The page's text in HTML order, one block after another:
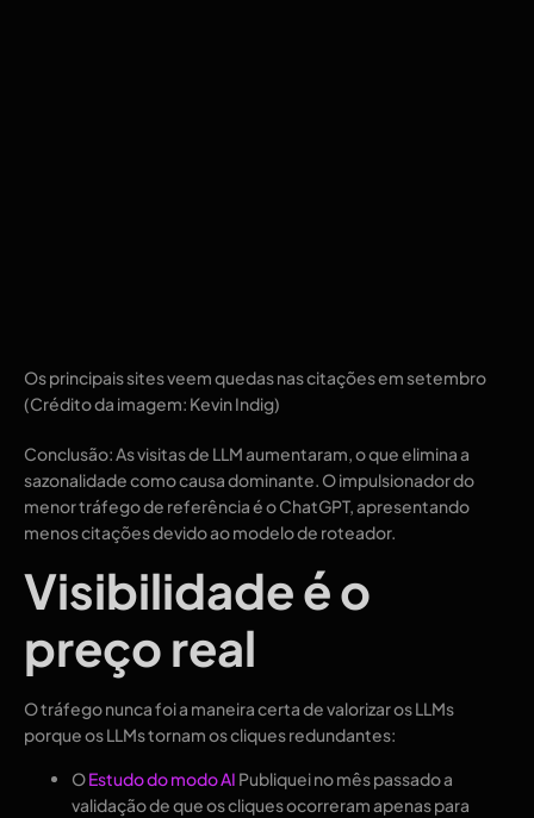
Os principais sites veem quedas nas citações em setembro
(Crédito da imagem: Kevin Indig)
Conclusão: As visitas de LLM aumentaram, o que elimina a
sazonalidade como causa dominante. O impulsionador do
menor tráfego de referência é o ChatGPT, apresentando
menos citações devido ao modelo de roteador.
Visibilidade é o
preço real
O tráfego nunca foi a maneira certa de valorizar os LLMs
porque os LLMs tornam os cliques redundantes:
OEstudo do modo AI Publiquei no mês passado a
validação de que os cliques ocorreram apenas para